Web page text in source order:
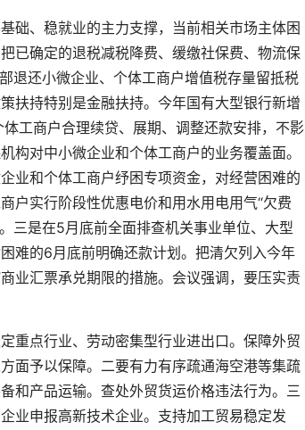
、稳就业的主力支撑，当前相关市场主体困
已确定的退税减税降费、缓缴社保费、物流保
退还小微企业、个体工商户增值税存量留抵税
扶持特别是金融扶持。今年国有大型银行新增
工商户合理续贷、展期、调整还款安排，不影
构对中小微企业和个体工商户的业务覆盖面。
业和个体工商户纾困专项资金，对经营困难的
户实行阶段性优惠电价和用水用电用气“欠费
三是在5月底前全面排查机关事业单位、大型
难的6月底前明确还款计划。把清欠列入今年
业汇票承兑期限的措施。会议强调，要压实责
点行业、劳动密集型行业进出口。保障外贸
面予以保障。二要有力有序疏通海空港等集疏
和产品运输。查处外贸货运价格违法行为。三
业申报高新技术企业。支持加工贸易稳定发